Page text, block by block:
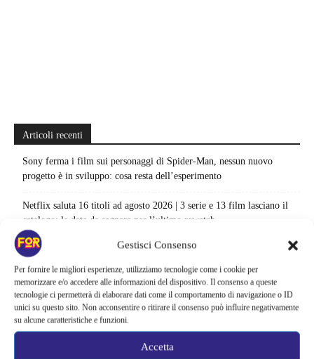
Gestisci Consenso
Per fornire le migliori esperienze, utilizziamo tecnologie come i cookie per
memorizzare e/o accedere alle informazioni del dispositivo. Il consenso a queste
tecnologie ci permetterà di elaborare dati come il comportamento di navigazione o ID
unici su questo sito. Non acconsentire o ritirare il consenso può influire negativamente
su alcune caratteristiche e funzioni.
Accetta
Articoli recenti
Sony ferma i film sui personaggi di Spider-Man, nessun nuovo
progetto è in sviluppo: cosa resta dell’esperimento
Netflix saluta 16 titoli ad agosto 2026 | 3 serie e 13 film lasciano il
catalogo: le date da segnare per l’ultimo rewatch
Netflix indaga sul lato oscuro del pollo fritto | Mo Gilligan affronta
84 pasti in 28 giorni: da guardare subito
Uno splendido errore 3 arriva su Netflix, l’ora esatta del debutto in
italia: quando saranno disponibili gli episodi
e debutti: gli appuntamenti da non perdere